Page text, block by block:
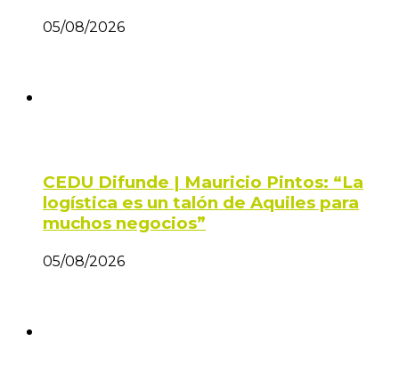
05/08/2026
CEDU Difunde | Mauricio Pintos: “La
logística es un talón de Aquiles para
muchos negocios”
05/08/2026